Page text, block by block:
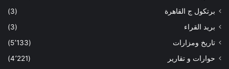
برتكول ج القاهرة
(3)
بريد القراء
(3)
تاريخ ومزارات
(5٬133)
حوارات و تقارير
(4٬221)